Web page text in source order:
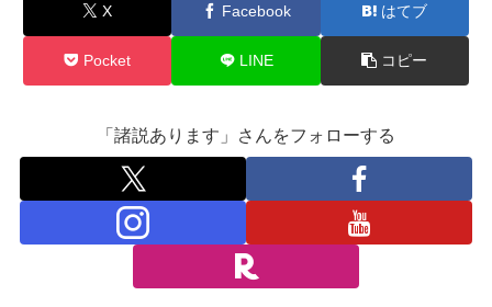
X Facebook はてブ
Pocket LINE コピー
「諸説あります」さんをフォローする